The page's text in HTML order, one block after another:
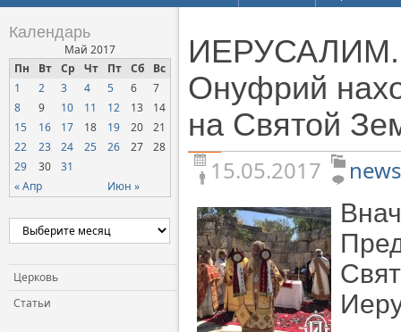
Межконфессиональные
отношения
Нарушения прав
верующих
Официальная хроника
Расколы, ереси, секты
СОЦИАЛЬНОЕ
Церковь и власть
Церковь и общество
Церковь и СМИ
История
Хроники
Календарь
Май 2017
Пн
Вт Ср Чт Пт Сб Вс
« Апр Июн »
1 2 3 4 5 6
7
8
9 10 11 12 13
14
15
16 17 18 19 20
21
22
23 24 25 26 27
28
29
30 31
Церковь
Статьи
ИЕРУСАЛИМ.
Онуфрий
на Святой
15.05.2017
news